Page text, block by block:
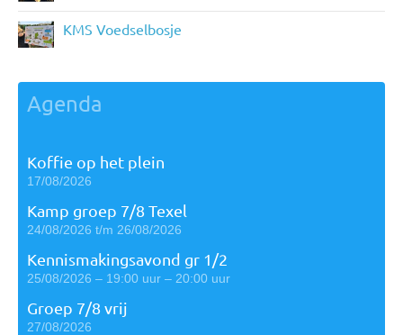
KMS Voedselbosje
Agenda
Koffie op het plein
17/08/2026
Kamp groep 7/8 Texel
24/08/2026 t/m 26/08/2026
Kennismakingsavond gr 1/2
25/08/2026 – 19:00 uur – 20:00 uur
Groep 7/8 vrij
27/08/2026